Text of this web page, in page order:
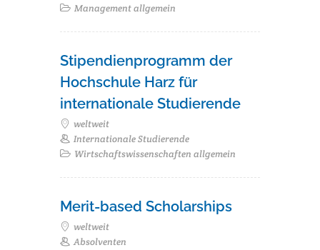
Management allgemein
Stipendienprogramm der
Hochschule Harz für
internationale Studierende
weltweit
Internationale Studierende
Wirtschaftswissenschaften allgemein
Merit-based Scholarships
weltweit
Absolventen